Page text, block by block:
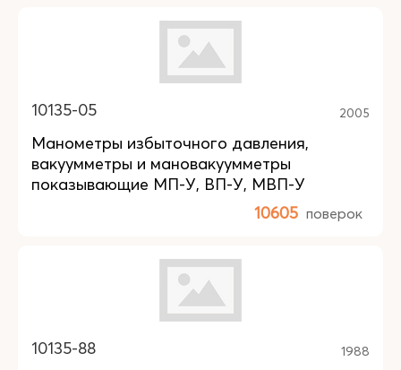
10135-05 2005
Манометры избыточного давления,
вакуумметры и мановакуумметры
показывающие МП-У, ВП-У, МВП-У
10605 поверок
10135-88 1988